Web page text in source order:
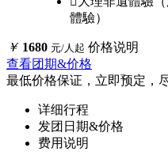
體驗）
￥ 1680 元/人起 价格说明
查看团期&价格
最低价格保证，立即预定，
详细行程
发团日期&价格
费用说明